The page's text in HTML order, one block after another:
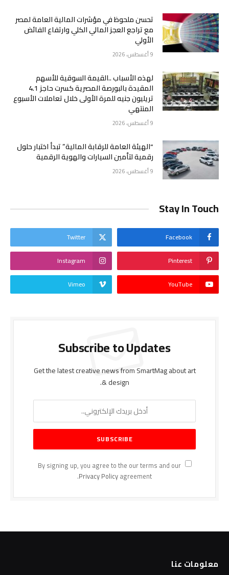
تحسن ملحوظ في مؤشرات المالية العامة لمصر
مع تراجع العجز المالي الكلي وارتفاع الفائض
الأولي
9 أغسطس، 2026
لهذه الأسباب ..القيمة السوقية للأسهم
المقيدة بالبورصة المصرية كسرت حاجز 4.1
تريليون جنيه للمرة الأولى خلال تعاملات الأسبوع
المنتهي
9 أغسطس، 2026
“الهيئة العامة للرقابة المالية” تبدأ اختبار حلول
رقمية لتأمين السيارات والهوية الرقمية
9 أغسطس، 2026
Stay In Touch
Facebook
Twitter
Pinterest
Instagram
YouTube
Vimeo
Subscribe to Updates
Get the latest creative news from SmartMag about art
& design.
By signing up, you agree to the our terms and our
Privacy Policyagreement.
معلومات عنا